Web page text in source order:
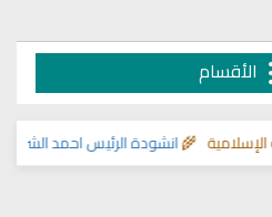
الأقسام
انشودة الرئيس احمد الشرع>> 🌾